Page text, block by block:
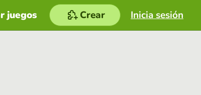
Inicia sesión
juegos Crear